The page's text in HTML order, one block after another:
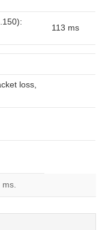
113 ms
loss,
ms.